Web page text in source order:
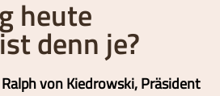
heute
denn je?
von Kiedrowski, Präsident